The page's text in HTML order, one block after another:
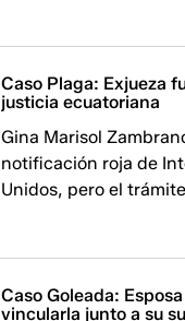
Caso Plaga: Exjueza
justicia ecuatoriana
Gina Marisol
notificación roja de
Unidos, pero el
Caso Goleada:
vincularla junto a su